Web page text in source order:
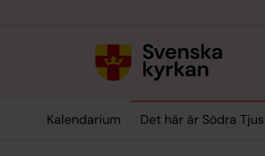
Kalendarium Det här är Södra